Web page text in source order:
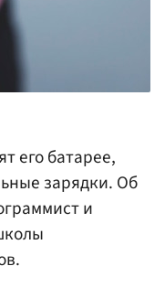
его батарее,
зарядки. Об
и